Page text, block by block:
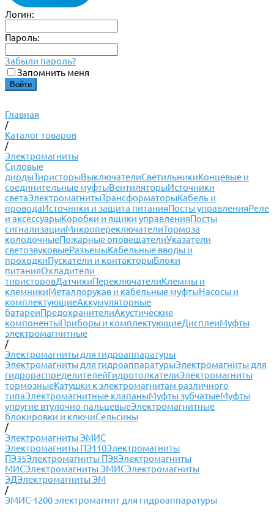
Логин:
Пароль:
Забыли пароль?
Запомнить меня
Главная
/
Каталог товаров
/
Электромагниты
Силовые
диодыТиристорыВыключателиСветильникиКонцевые и
соединительные муфтыВентиляторыИсточники
светаЭлектромагнитыТрансформаторыКабель и
проводаИсточники и защита питанияПосты управленияРеле
и аксессуарыКоробки и ящики управленияПосты
сигнализацииМикропереключателиТормоза
колодочныеПожарные оповещателиУказатели
светозвуковыеРазъемыКабельные вводы и
проходкиПускатели и контакторыБлоки
питанияОхладители
тиристоровДатчикиПереключателиКлеммы и
клемникиМеталлорукав и кабельные муфтыНасосы и
комплектующиеАккумуляторные
батареиПредохранителиАкустические
компонентыПриборы и комплектующиеДисплеиМуфты
электромагнитные
/
Электромагниты для гидроаппаратуры
Электромагниты для гидроаппаратурыЭлектромагниты для
гидрораспределителейГидротолкателиЭлектромагниты
тормозныеКатушки к электромагнитам различного
типаЭлектромагнитные клапаныМуфты зубчатыеМуфты
упругие втулочно-пальцевыеЭлектромагнитные
блокировки и ключиСельсины
/
Электромагниты ЭМИС
Электромагниты ПЭ110Электромагниты
ПЭ35Электромагниты ПЭ8Электромагниты
МИСЭлектромагниты ЭМИСЭлектромагниты
ЭДЭлектромагниты ЭМ
/
ЭМИС-1200 электромагнит для гидроаппаратуры